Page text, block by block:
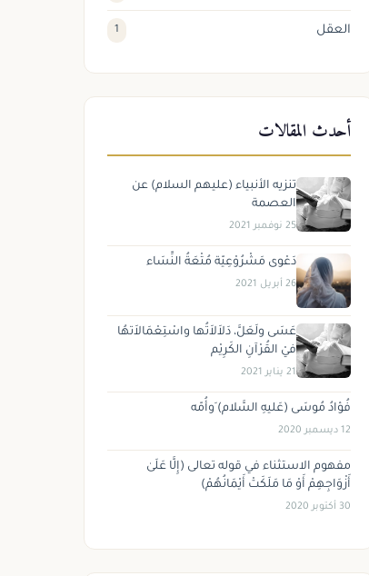
العقل 1
أحدث المقالات
تنزيه الأنبياء (عليهم السلام) عن
العصمة
25 نوفمبر 2021
دَعْوى مَشْرُوْعِيّة مُتْعَةُ النِّسَاء
26 أبريل 2021
عَسَى ولَعَلَّ، دَلاَلاَتُها واسْتِعْمَالاَتهُا
فيْ القُرْآنِ الكَرِيْم
21 يناير 2021
فُؤادُ مُوسَى (عَليهِ السَّلام) َوأُمّه
12 ديسمبر 2020
مفهوم الاستثناء في قوله تعالى (إِلَّا عَلَىٰ
أَزْوَاجِهِمْ أَوْ مَا مَلَكَتْ أَيْمَانُهُمْ)
30 أكتوبر 2020